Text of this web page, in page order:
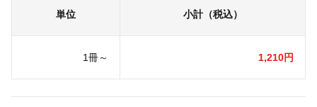
単位 小計（税込）
1冊～ 1,210円